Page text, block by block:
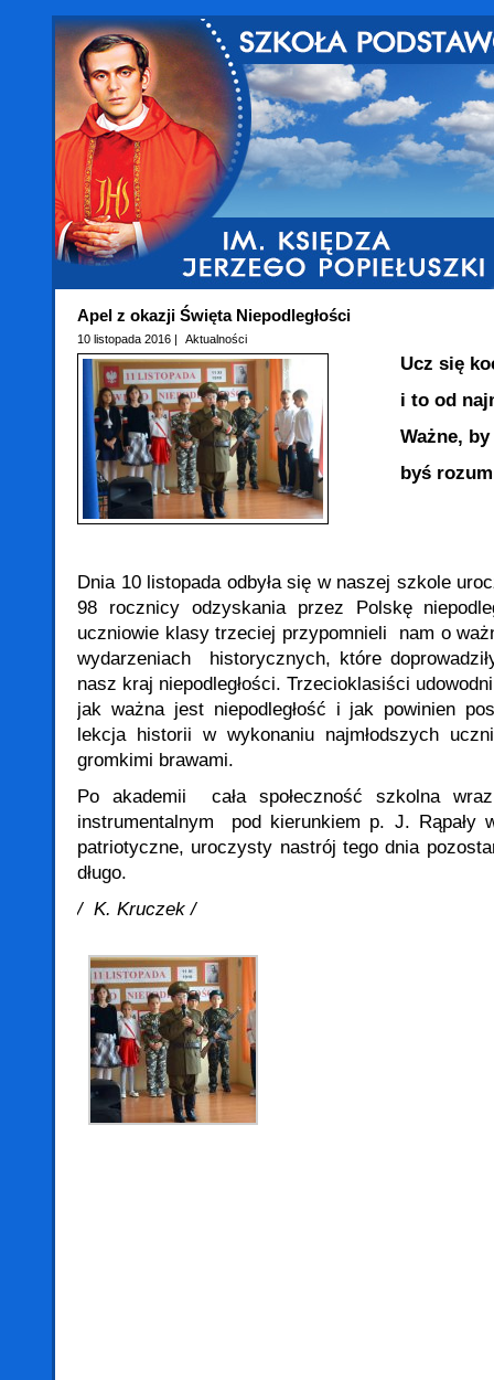
Apel z okazji Święta Niepodległości
10 listopada 2016 | Aktualności
Ucz się
i to od
Ważne, by
byś
Dnia 10 listopada odbyła się w naszej szkole
98 rocznicy odzyskania przez Polskę
uczniowie klasy trzeciej przypomnieli nam o
wydarzeniach historycznych, które
nasz kraj niepodległości. Trzecioklasiści
jak ważna jest niepodległość i jak powinien
lekcja historii w wykonaniu najmłodszych
gromkimi brawami.
Po akademii cała społeczność szkolna
instrumentalnym pod kierunkiem p. J. Rąpały
patriotyczne, uroczysty nastrój tego dnia
długo.
/ K. Kruczek /